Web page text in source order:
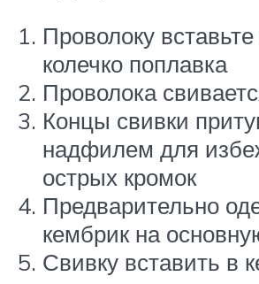
Проволоку
колечко поплавка
Проволока
Концы свивки
надфилем для
острых кромок
Предварительно
кембрик на
Свивку вставить в